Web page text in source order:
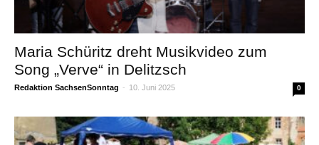
Maria Schüritz dreht Musikvideo zum
Song „Verve“ in Delitzsch
Redaktion SachsenSonntag - 10. Juni 2025 0